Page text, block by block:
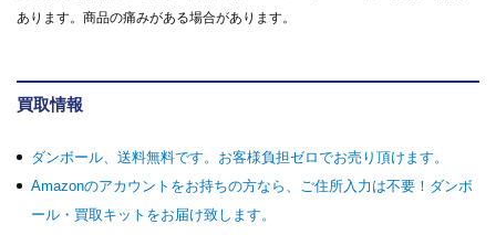
あります。商品の痛みがある場合があります。
買取情報
ダンボール、送料無料です。お客様負担ゼロでお売り頂けます。
Amazonのアカウントをお持ちの方なら、ご住所入力は不要！ダンボ
ール・買取キットをお届け致します。